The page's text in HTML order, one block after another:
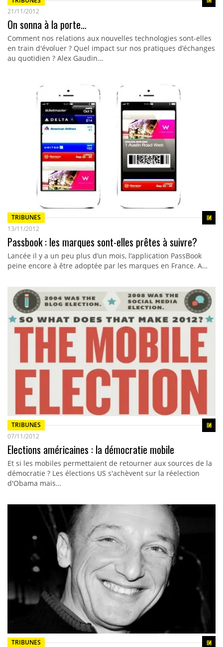
21/11/2012
On sonna à la porte…
Comment nos relations aux nouvelles technologies sont-elles
en train d'évoluer ? Quel impact sur nos pratiques d’échanges
au quotidien ? Alex Gaudin…
TRIBUNES
13/11/2012
Passbook : les marques sont-elles prêtes à suivre?
Lancée il y a un peu plus d’un mois, l’application PassBook
peine encore à être adoptée par les marques en France. A…
TRIBUNES
07/11/2012
Elections américaines : la démocratie mobile
Et si les mobiles permettaient de retourner aux sources de la
démocratie ? Les élections US s'achèvent sur la réelection
d'Obama mais…
TRIBUNES